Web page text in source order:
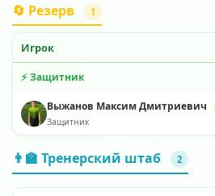
🔄 Резерв 1
Игрок
⚡ Защитник
Выжанов Максим Дмитриевич
Защитник
👨‍🏫 Тренерский штаб 2